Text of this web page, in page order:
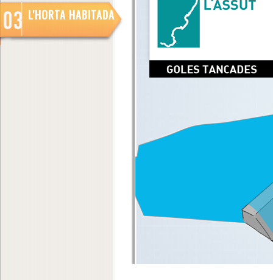
L'HORTA HABITADA